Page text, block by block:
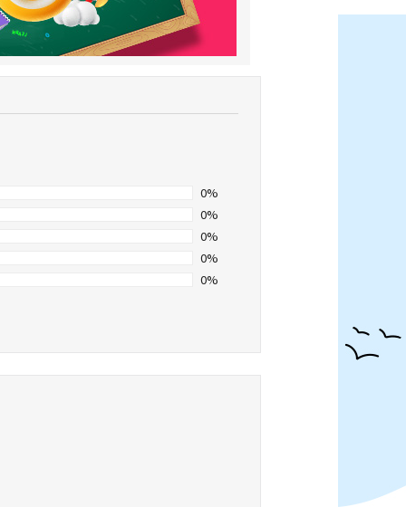
0%
0%
0%
0%
0%